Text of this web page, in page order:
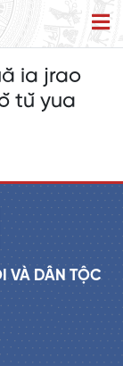
ia jrao
tŭ yua
VÀ DÂN TỘC